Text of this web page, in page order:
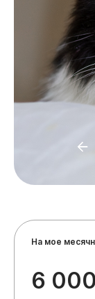
На мое
6